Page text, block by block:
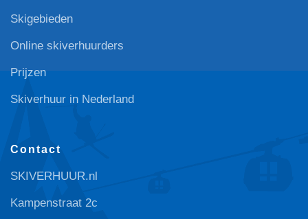
Skigebieden
Online skiverhuurders
Prijzen
Skiverhuur in Nederland
Contact
SKIVERHUUR.nl
Kampenstraat 2c